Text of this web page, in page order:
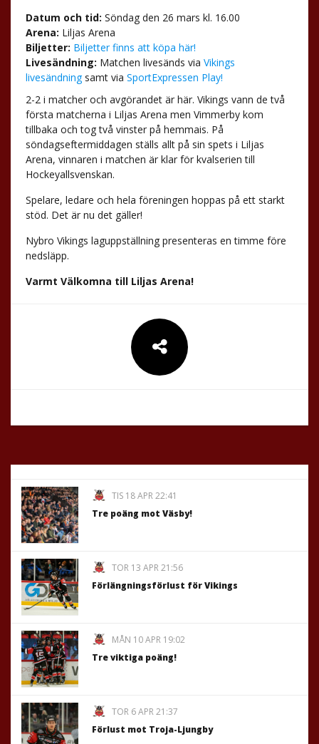
Datum och tid: Söndag den 26 mars kl. 16.00
Arena: Liljas Arena
Biljetter: Biljetter finns att köpa här!
Livesändning: Matchen livesänds via Vikings
livesändningsamt via SportExpressen Play!
2-2 i matcher och avgörandet är här. Vikings vann de två
första matcherna i Liljas Arena men Vimmerby kom
tillbaka och tog två vinster på hemmais. På
söndagseftermiddagen ställs allt på sin spets i Liljas
Arena, vinnaren i matchen är klar för kvalserien till
Hockeyallsvenskan.
Spelare, ledare och hela föreningen hoppas på ett starkt
stöd. Det är nu det gäller!
Nybro Vikings laguppställning presenteras en timme före
nedsläpp.
Varmt Välkomna till Liljas Arena!
TIS 18 APR 22:41
Tre poäng mot Väsby!
TOR 13 APR 21:56
Förlängningsförlust för Vikings
MÅN 10 APR 19:02
Tre viktiga poäng!
TOR 6 APR 21:37
Förlust mot Troja-Ljungby